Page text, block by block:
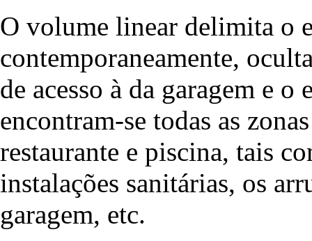
O volume linear delimita o
contemporaneamente,
de acesso à da garagem e
encontram-se todas as
restaurante e piscina, tais
instalações sanitárias, os
garagem, etc.